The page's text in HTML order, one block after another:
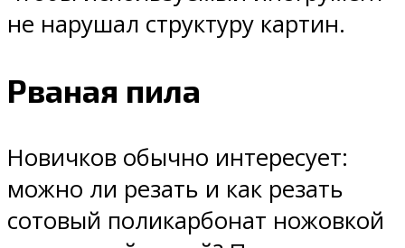
не нарушал структуру картин.
Рваная пила
Новичков обычно интересует:
можно ли резать и как резать
сотовый поликарбонат ножовкой